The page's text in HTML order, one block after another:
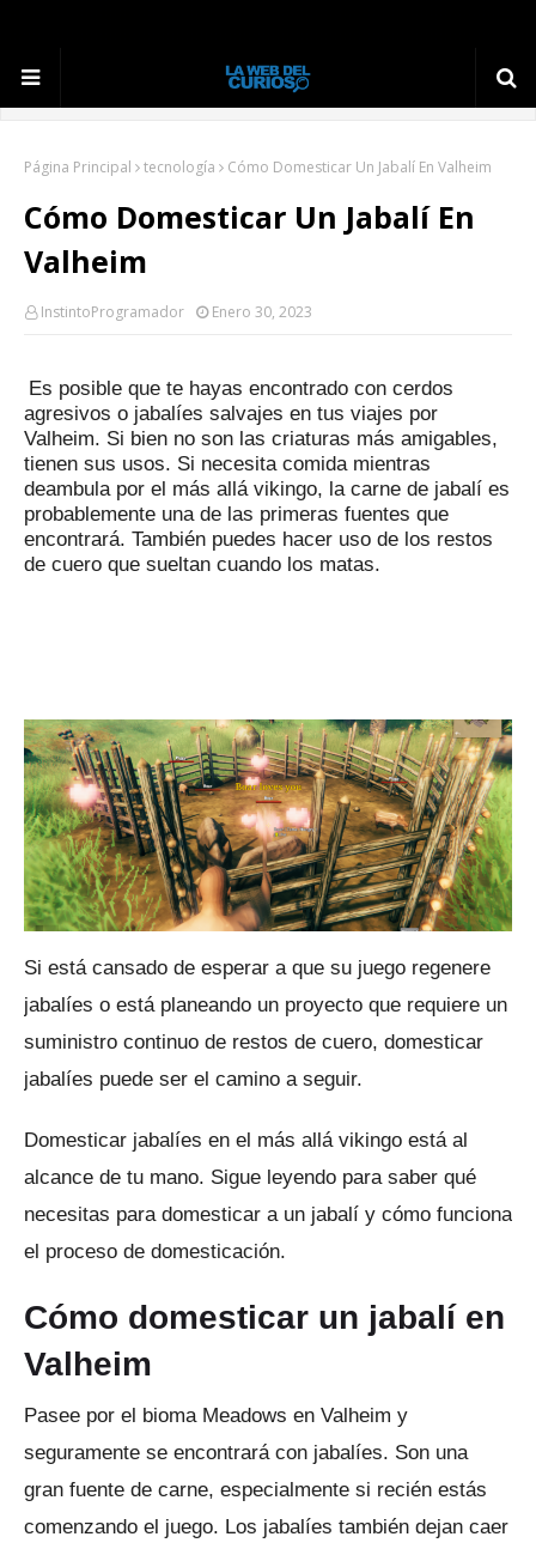
Página Principal tecnología Cómo Domesticar Un Jabalí En Valheim
Cómo Domesticar Un Jabalí En
Valheim
InstintoProgramador Enero 30, 2023
Es posible que te hayas encontrado con cerdos
agresivos o jabalíes salvajes en tus viajes por
Valheim. Si bien no son las criaturas más amigables,
tienen sus usos. Si necesita comida mientras
deambula por el más allá vikingo, la carne de jabalí es
probablemente una de las primeras fuentes que
encontrará. También puedes hacer uso de los restos
de cuero que sueltan cuando los matas.
Si está cansado de esperar a que su juego regenere
jabalíes o está planeando un proyecto que requiere un
suministro continuo de restos de cuero, domesticar
jabalíes puede ser el camino a seguir.
Domesticar jabalíes en el más allá vikingo está al
alcance de tu mano. Sigue leyendo para saber qué
necesitas para domesticar a un jabalí y cómo funciona
el proceso de domesticación.
Cómo domesticar un jabalí en
Valheim
Pasee por el bioma Meadows en Valheim y
seguramente se encontrará con jabalíes. Son una
gran fuente de carne, especialmente si recién estás
comenzando el juego. Los jabalíes también dejan caer